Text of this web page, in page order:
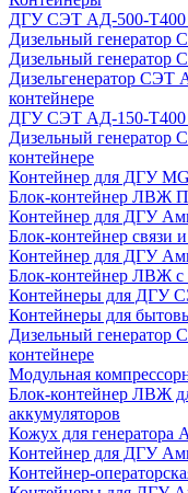
ДГУ СЭТ АД-500-Т400
Дизельный генератор
Дизельный генератор
Дизельгенератор СЭТ
контейнере
ДГУ СЭТ АД-150-Т400
Дизельный
контейнере
Контейнер для ДГУ
Блок-контейнер ЛВЖ
Контейнер для ДГУ
Блок-контейнер связи
Контейнер для ДГУ
Блок-контейнер ЛВЖ
Контейнеры для ДГУ
Контейнеры для
Дизельный генератор
контейнере
Модульная
Блок-контейнер ЛВЖ
аккумуляторов
Кожух для генератора
Контейнер для ДГУ
Контейнер-